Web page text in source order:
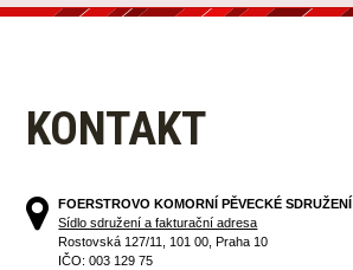
KONTAKT
FOERSTROVO KOMORNÍ PĚVECKÉ SDRUŽENÍ
Sídlo sdružení a fakturační adresa
Rostovská 127/11, 101 00, Praha 10
IČO: 003 129 75